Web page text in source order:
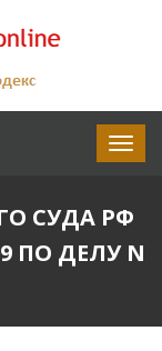
СУДА РФ
ПО ДЕЛУ N